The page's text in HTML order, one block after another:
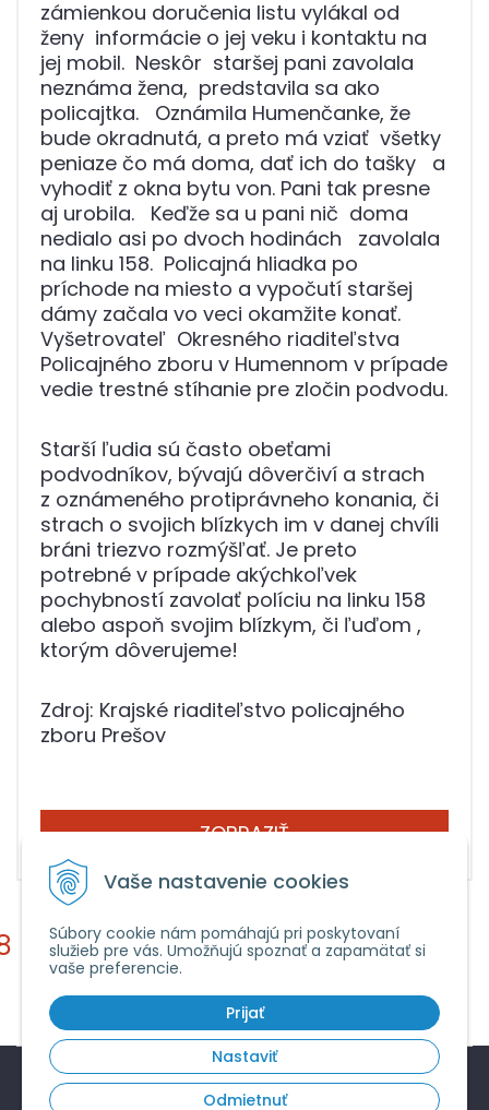
Vaše nastavenie cookies
Súbory cookie nám pomáhajú pri poskytovaní
služieb pre vás. Umožňujú spoznať a zapamätať si
vaše preferencie.
Prijať
Nastaviť
Odmietnuť
zámienkou doručenia listu vylákal od
ženy informácie o jej veku i kontaktu na
jej mobil. Neskôr staršej pani zavolala
neznáma žena, predstavila sa ako
policajtka. Oznámila Humenčanke, že
bude okradnutá, a preto má vziať všetky
peniaze čo má doma, dať ich do tašky a
vyhodiť z okna bytu von. Pani tak presne
aj urobila. Keďže sa u pani nič doma
nedialo asi po dvoch hodinách zavolala
na linku 158. Policajná hliadka po
príchode na miesto a vypočutí staršej
dámy začala vo veci okamžite konať.
Vyšetrovateľ Okresného riaditeľstva
Policajného zboru v Humennom v prípade
vedie trestné stíhanie pre zločin podvodu.
Starší ľudia sú často obeťami
podvodníkov, bývajú dôverčiví a strach
z oznámeného protiprávneho konania, či
strach o svojich blízkych im v danej chvíli
bráni triezvo rozmýšľať. Je preto
potrebné v prípade akýchkoľvek
pochybností zavolať políciu na linku 158
alebo aspoň svojim blízkym, či ľuďom ,
ktorým dôverujeme!
Zdroj: Krajské riaditeľstvo policajného
zboru Prešov
ZOBRAZIŤ
9 10 11 12
© 2026 Bývajme bezpečne o.z. •
tvorba eshopu cez